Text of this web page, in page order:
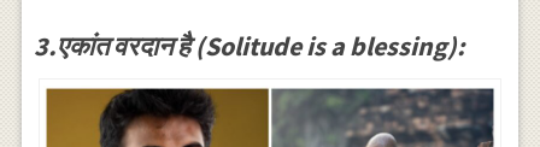
3.एकांत वरदान है (Solitude is a blessing):